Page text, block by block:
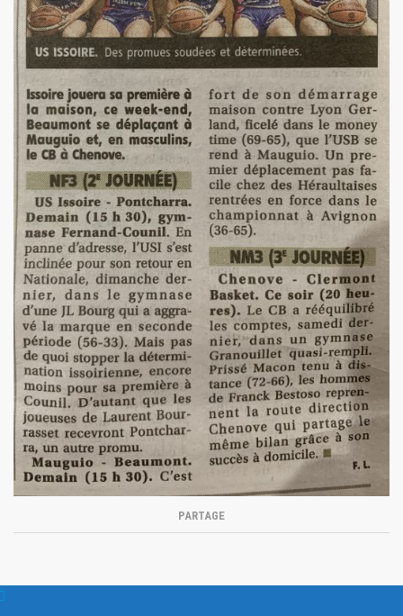
PARTAGE